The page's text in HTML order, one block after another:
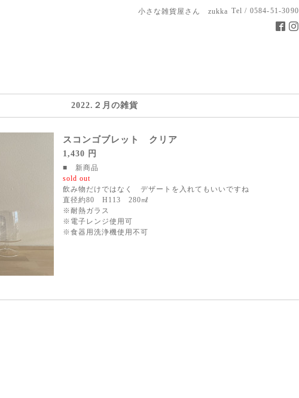
小さな雑貨屋さん zukka Tel / 0584-51-3090
2022.２月の雑貨
スコンゴブレット クリア
1,430 円
■ 新商品
sold out
飲み物だけではなく デザートを入れてもいいですね
直径約80 H113 280㎖
※耐熱ガラス
※電子レンジ使用可
※食器用洗浄機使用不可